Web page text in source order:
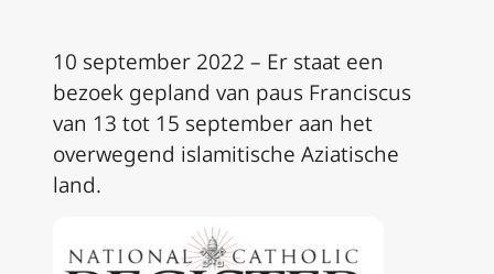
10 september 2022 – Er staat een
bezoek gepland van paus Franciscus
van 13 tot 15 september aan het
overwegend islamitische Aziatische
land.